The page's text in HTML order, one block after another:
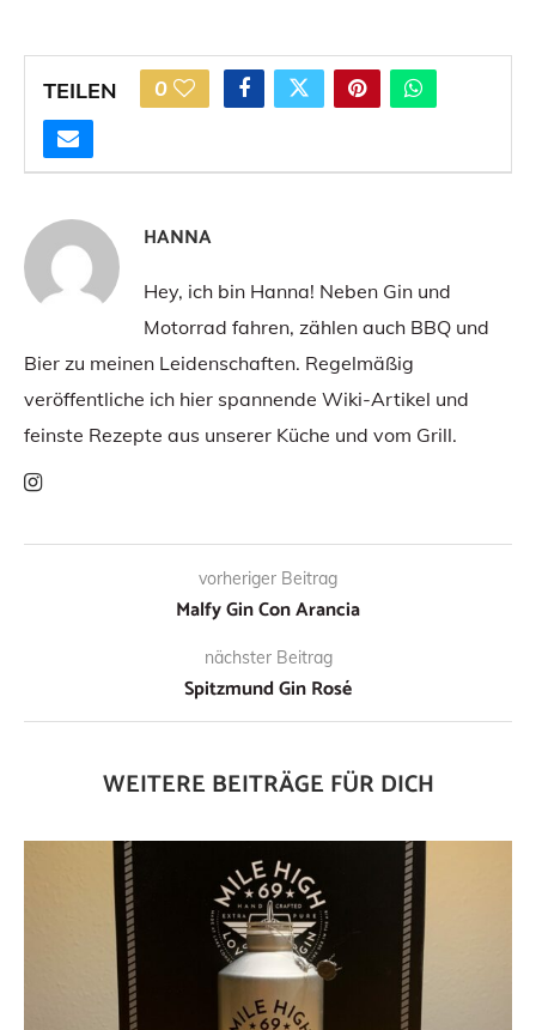
TEILEN 0
HANNA
Hey, ich bin Hanna! Neben Gin und
Motorrad fahren, zählen auch BBQ und
Bier zu meinen Leidenschaften. Regelmäßig
veröffentliche ich hier spannende Wiki-Artikel und
feinste Rezepte aus unserer Küche und vom Grill.
vorheriger Beitrag
Malfy Gin Con Arancia
nächster Beitrag
Spitzmund Gin Rosé
WEITERE BEITRÄGE FÜR DICH